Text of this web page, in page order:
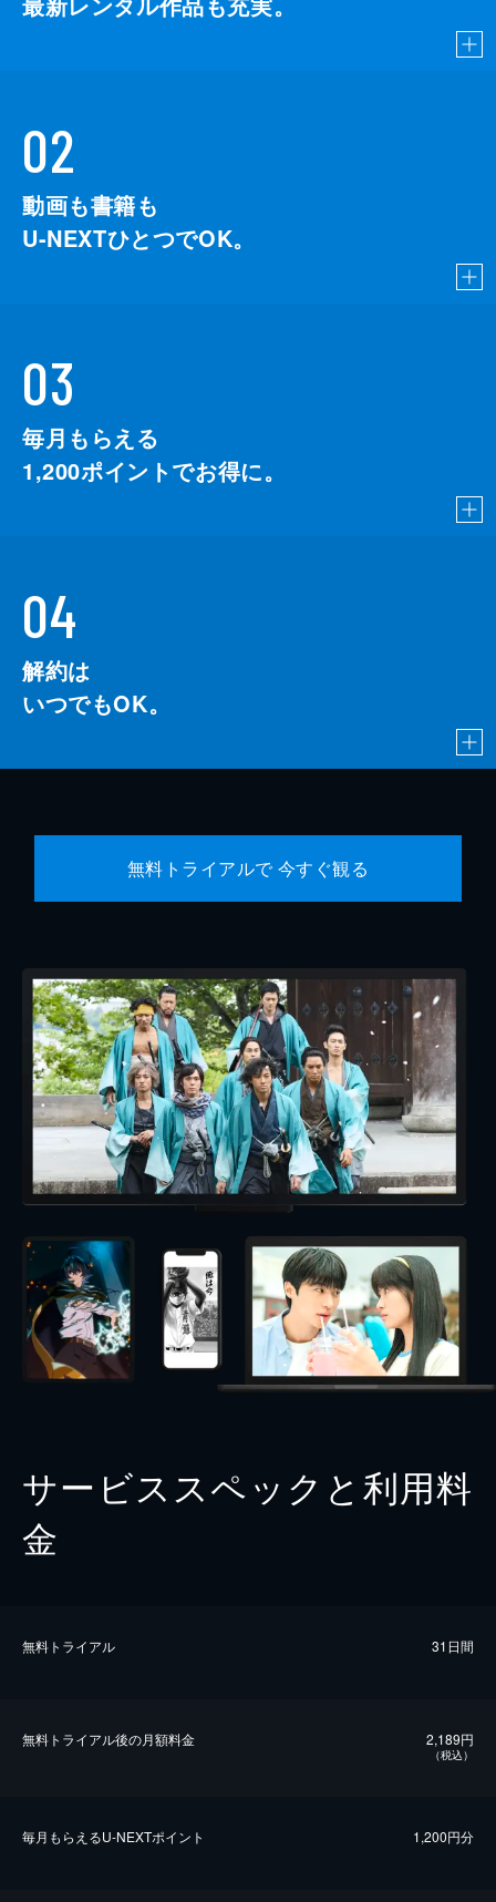
監督
多木良國
02
動画も書籍も
U-NEXTひとつでOK。
03
毎月もらえる
1,200ポイントでお得に。
04
解約は
いつでもOK。
無料トライアルで 今すぐ観る
サービススペックと利用料
金
無料トライアル 31日間
無料トライアル後の⽉額料金 2,189円
（税込）
毎⽉もらえるU-NEXTポイント 1,200円分